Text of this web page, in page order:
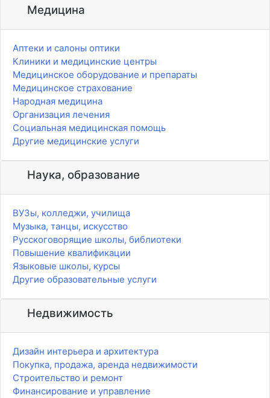
Медицина
Аптеки и салоны оптики
Клиники и медицинские центры
Медицинское оборудование и препараты
Медицинское страхование
Народная медицина
Организация лечения
Социальная медицинская помощь
Другие медицинские услуги
Наука, образование
ВУЗы, колледжи, училища
Музыка, танцы, искусство
Русскоговорящие школы, библиотеки
Повышение квалификации
Языковые школы, курсы
Другие образовательные услуги
Недвижимость
Дизайн интерьера и архитектура
Покупка, продажа, аренда недвижимости
Строительство и ремонт
Финансирование и управление